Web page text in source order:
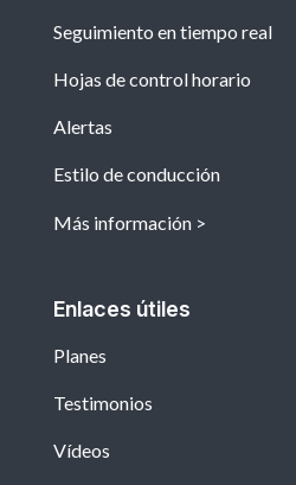
Seguimiento en tiempo real
Hojas de control horario
Alertas
Estilo de conducción
Más información
Enlaces útiles
Planes
Testimonios
Vídeos